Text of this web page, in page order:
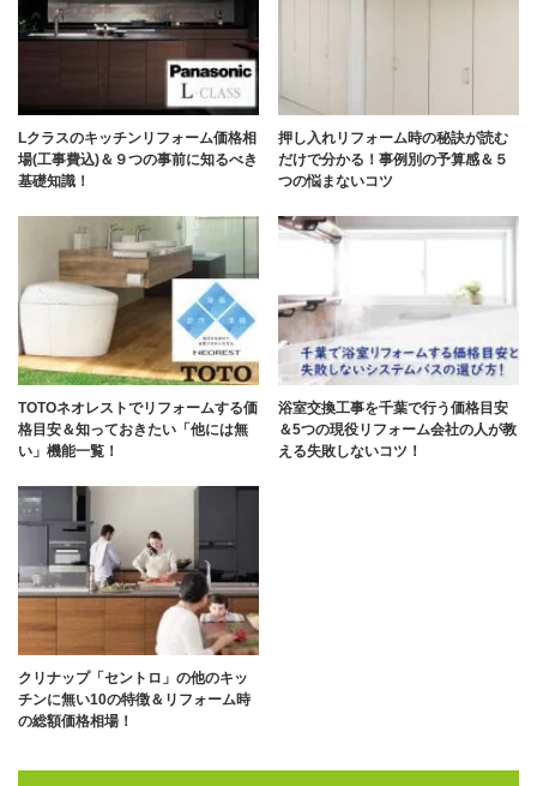
Lクラスのキッチンリフォーム価格相
場(工事費込)＆９つの事前に知るべき
基礎知識！
押し入れリフォーム時の秘訣が読む
だけで分かる！事例別の予算感＆５
つの悩まないコツ
TOTOネオレストでリフォームする価
格目安＆知っておきたい「他には無
い」機能一覧！
浴室交換工事を千葉で行う価格目安
＆5つの現役リフォーム会社の人が教
える失敗しないコツ！
クリナップ「セントロ」の他のキッ
チンに無い10の特徴＆リフォーム時
の総額価格相場！